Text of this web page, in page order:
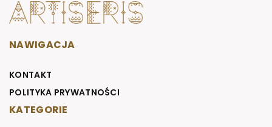
NAWIGACJA
KONTAKT
POLITYKA PRYWATNOŚCI
KATEGORIE